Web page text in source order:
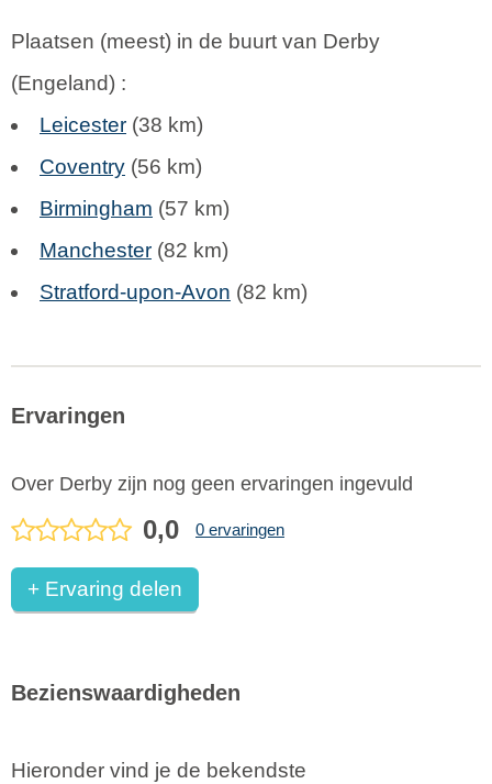
Plaatsen (meest) in de buurt van Derby
(Engeland) :
Leicester (38 km)
Coventry (56 km)
Birmingham (57 km)
Manchester (82 km)
Stratford-upon-Avon (82 km)
Ervaringen
Over Derby zijn nog geen ervaringen ingevuld
0,0 0 ervaringen
+ Ervaring delen
Bezienswaardigheden
Hieronder vind je de bekendste